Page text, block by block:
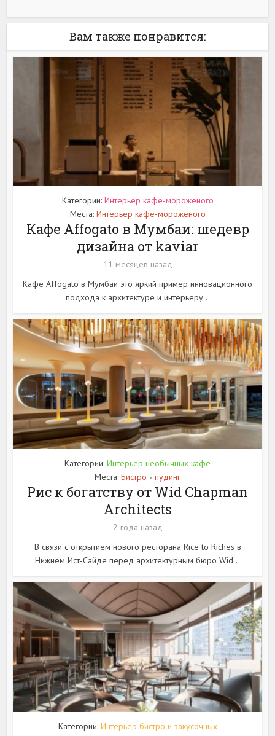
Вам также понравится:
Категории: Интерьер кафе-мороженого
Места: Интерьер кафе-мороженого
Кафе Affogato в Мумбаи: шедевр
дизайна от kaviar
11 месяцев назад
Кафе Affogato в Мумбаи это яркий пример инновационного
подхода к архитектуре и интерьеру...
Категории: Интерьер необычных кафе
Места: Бистро • пудинг
Рис к богатству от Wid Chapman
Architects
2 года назад
В связи с открытием нового ресторана Rice to Riches в
Нижнем Ист-Сайде перед архитектурным бюро Wid...
Категории: Интерьер бистро и закусочных